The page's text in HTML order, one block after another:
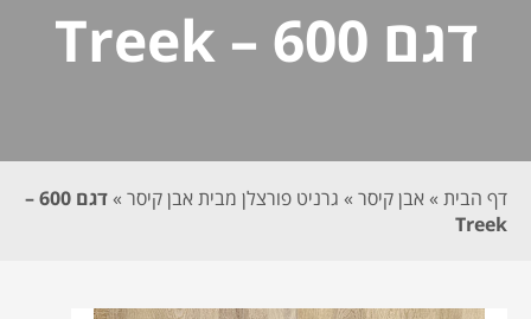
דגם 600 – Treek
דף הבית »אבן קיסר » גרניט פורצלן מבית אבן קיסר »
דגם 600 –
Treek